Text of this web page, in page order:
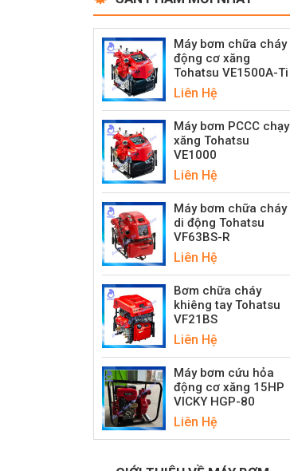
Máy bơm chữa cháy
động cơ xăng
Tohatsu VE1500A-Ti
Liên Hệ
Máy bơm PCCC chạy
xăng Tohatsu
VE1000
Liên Hệ
Máy bơm chữa cháy
di động Tohatsu
VF63BS-R
Liên Hệ
Bơm chữa cháy
khiêng tay Tohatsu
VF21BS
Liên Hệ
Máy bơm cứu hỏa
động cơ xăng 15HP
VICKY HGP-80
Liên Hệ